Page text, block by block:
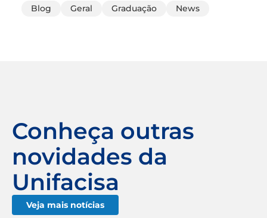
Blog Geral Graduação News
Conheça outras
novidades da
Unifacisa
Veja mais notícias